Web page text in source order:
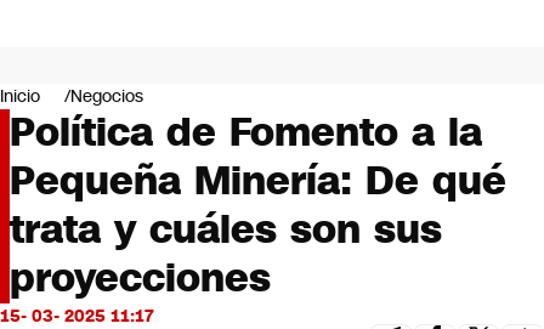
Negocios
Deportes
Programas completos
Cultura
Servicios
Bits
CNN tiempo
Futuro 360
Inicio Negocios
Política de Fomento a la
Pequeña Minería: De qué
trata y cuáles son sus
proyecciones
15- 03- 2025 11:17